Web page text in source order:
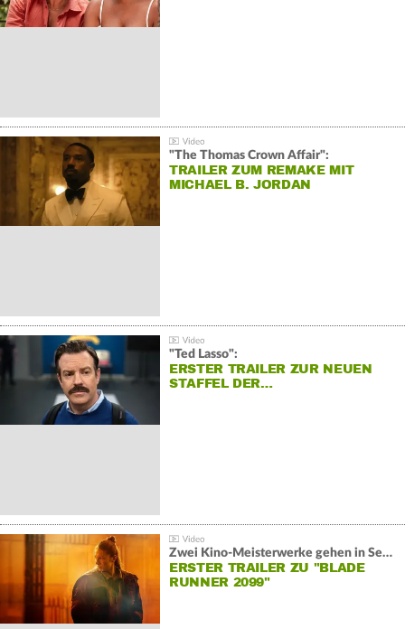
"The Thomas Crown Affair":
TRAILER ZUM REMAKE MIT
MICHAEL B. JORDAN
"Ted Lasso":
ERSTER TRAILER ZUR NEUEN
STAFFEL DER…
Zwei Kino-Meisterwerke gehen in Serie:
ERSTER TRAILER ZU "BLADE
RUNNER 2099"